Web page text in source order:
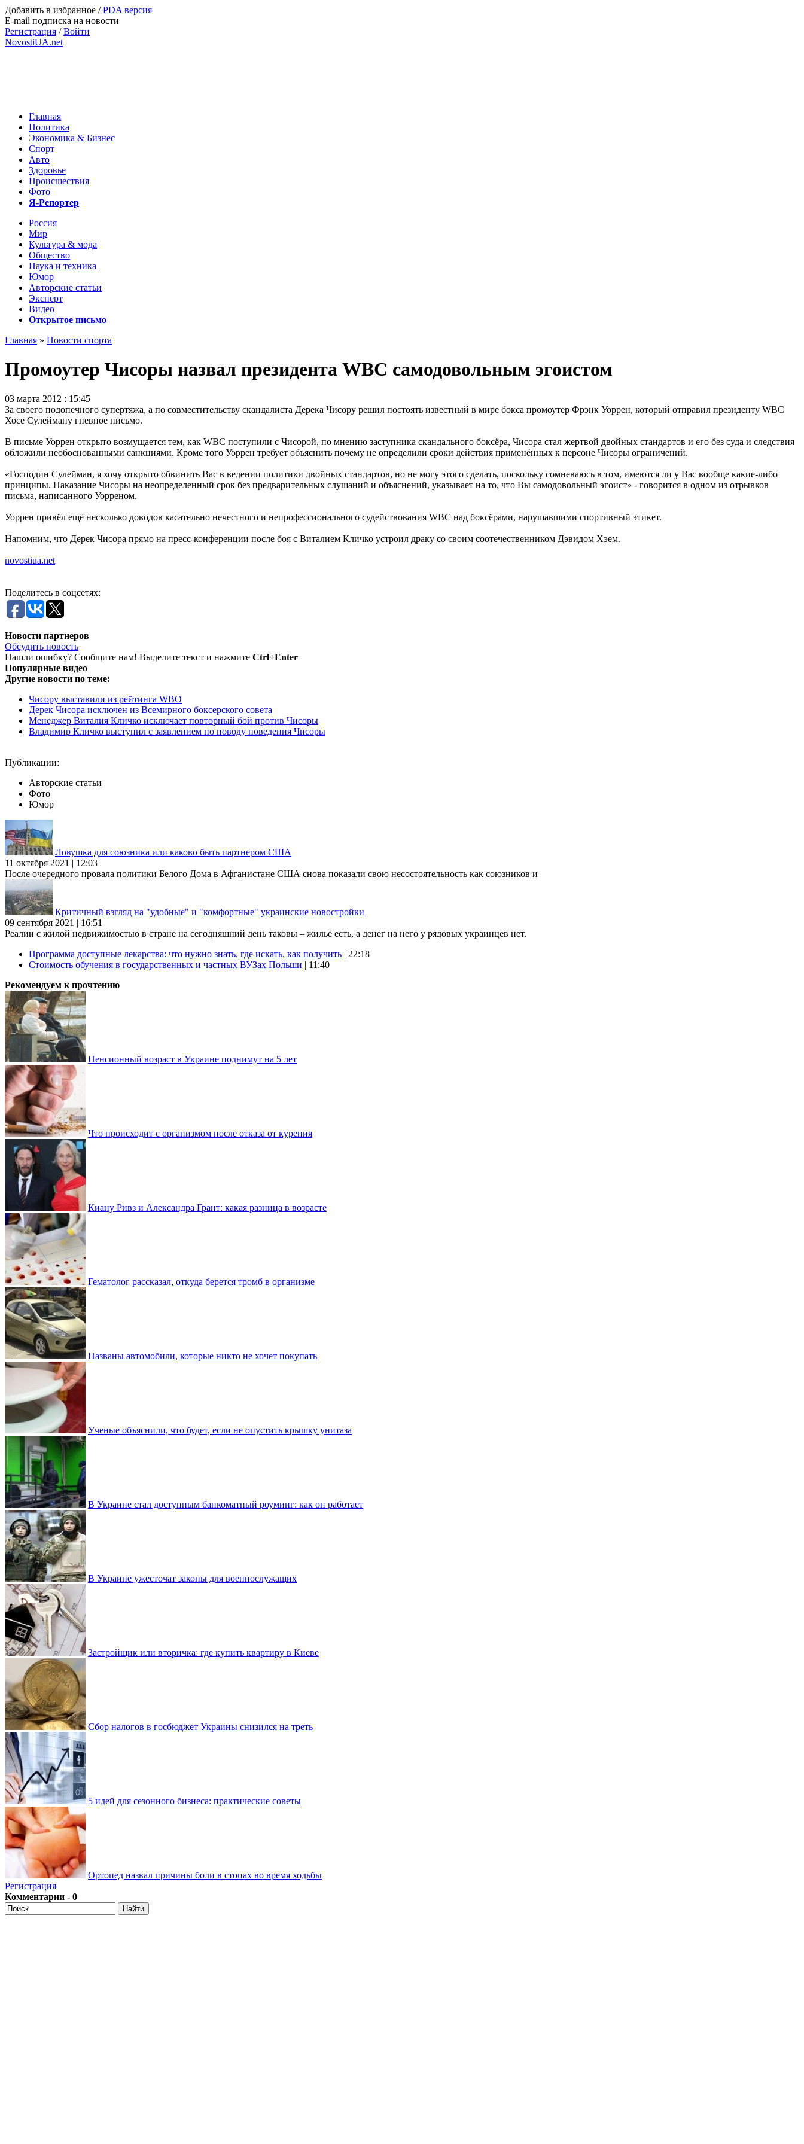
Добавить в избранное /PDA версия
E-mail подписка на новости
Регистрация /Войти
NovostiUA.net
Главная
Политика
Экономика & Бизнес
Спорт
Авто
Здоровье
Происшествия
Фото
Я-Репортер
Россия
Мир
Культура & мода
Общество
Наука и техника
Юмор
Авторские статьи
Эксперт
Видео
Открытое письмо
Главная » Новости спорта
Промоутер Чисоры назвал президента WBC самодовольным эгоистом
03 марта 2012 : 15:45
За своего подопечного супертяжа, а по совместительству скандалиста Дерека Чисору решил постоять известный в мире бокса промоутер Фрэнк Уоррен, который отправил президенту WBC
Хосе Сулейману гневное письмо.
В письме Уоррен открыто возмущается тем, как WBC поступили с Чисорой, по мнению заступника скандального боксёра, Чисора стал жертвой двойных стандартов и его без суда и следствия
обложили необоснованными санкциями. Кроме того Уоррен требует объяснить почему не определили сроки действия применённых к персоне Чисоры ограничений.
«Господин Сулейман, я хочу открыто обвинить Вас в ведении политики двойных стандартов, но не могу этого сделать, поскольку сомневаюсь в том, имеются ли у Вас вообще какие-либо
принципы. Наказание Чисоры на неопределенный срок без предварительных слушаний и объяснений, указывает на то, что Вы самодовольный эгоист» - говорится в одном из отрывков
письма, написанного Уорреном.
Уоррен привёл ещё несколько доводов касательно нечестного и непрофессионального судействования WBC над боксёрами, нарушавшими спортивный этикет.
Напомним, что Дерек Чисора прямо на пресс-конференции после боя с Виталием Кличко устроил драку со своим соотечественником Дэвидом Хэем.
novostiua.net
Поделитесь в соцсетях:
Новости партнеров
Обсудить новость
Нашли ошибку? Сообщите нам! Выделите текст и нажмите Ctrl+Enter
Популярные видео
Другие новости по теме:
Чисору выставили из рейтинга WBO
Дерек Чисора исключен из Всемирного боксерского совета
Менеджер Виталия Кличко исключает повторный бой против Чисоры
Владимир Кличко выступил с заявлением по поводу поведения Чисоры
Публикации:
Авторские статьи
Фото
Юмор
Ловушка для союзника или каково быть партнером США
11 октября 2021 | 12:03
После очередного провала политики Белого Дома в Афганистане США снова показали свою несостоятельность как союзников и
Критичный взгляд на "удобные" и "комфортные" украинские новостройки
09 сентября 2021 | 16:51
Реалии с жилой недвижимостью в стране на сегодняшний день таковы – жилье есть, а денег на него у рядовых украинцев нет.
Программа доступные лекарства: что нужно знать, где искать, как получить | 22:18
Стоимость обучения в государственных и частных ВУЗах Польши | 11:40
Рекомендуем к прочтению
Пенсионный возраст в Украине поднимут на 5 лет
Что происходит с организмом после отказа от курения
Киану Ривз и Александра Грант: какая разница в возрасте
Гематолог рассказал, откуда берется тромб в организме
Названы автомобили, которые никто не хочет покупать
Ученые объяснили, что будет, если не опустить крышку унитаза
В Украине стал доступным банкоматный роуминг: как он работает
В Украине ужесточат законы для военнослужащих
Застройщик или вторичка: где купить квартиру в Киеве
Сбор налогов в госбюджет Украины снизился на треть
5 идей для сезонного бизнеса: практические советы
Ортопед назвал причины боли в стопах во время ходьбы
Регистрация
Комментарии - 0